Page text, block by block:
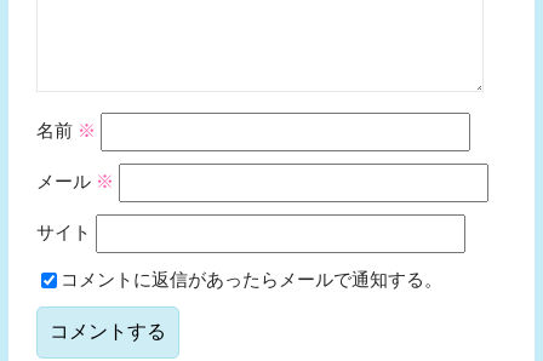
名前 ※
メール ※
サイト
コメントに返信があったらメールで通知する。